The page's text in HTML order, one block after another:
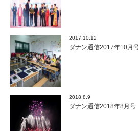
2017.10.12
ダナン通信2017年10月
2018.8.9
ダナン通信2018年8月号